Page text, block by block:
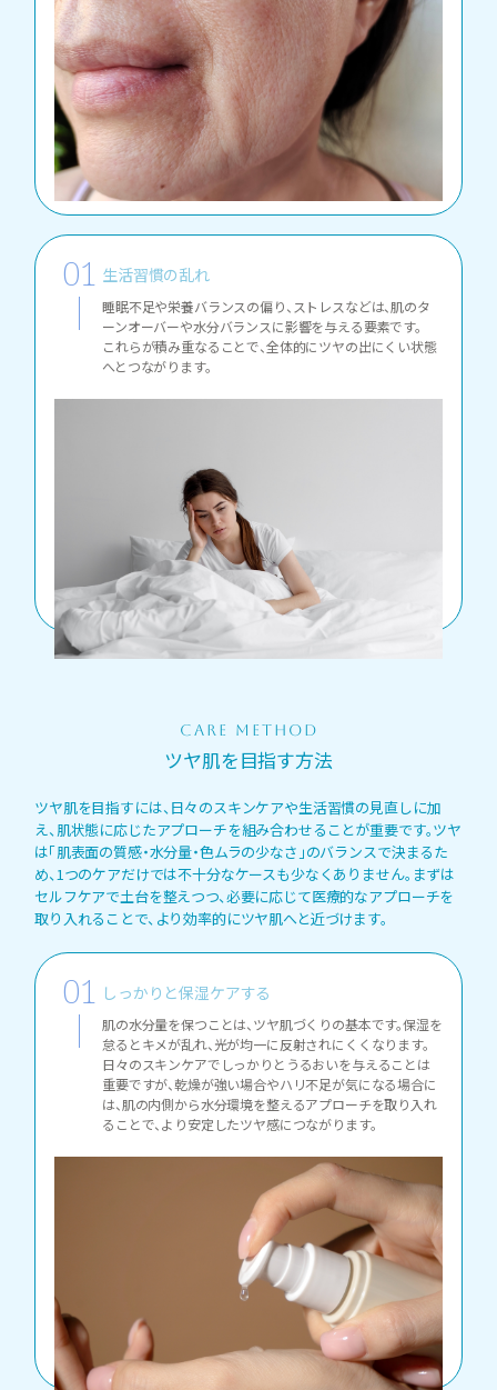
生活習慣の乱れ
睡眠不足や栄養バランスの偏り、ストレスなどは、肌のタ
ーンオーバーや水分バランスに影響を与える要素です。
これらが積み重なることで、全体的にツヤの出にくい状態
へとつながります。
CARE METHOD
ツヤ肌を目指す方法
ツヤ肌を目指すには、日々のスキンケアや生活習慣の見直しに加
え、肌状態に応じたアプローチを組み合わせることが重要です。ツヤ
は「肌表面の質感・水分量・色ムラの少なさ」のバランスで決まるた
め、1つのケアだけでは不十分なケースも少なくありません。まずは
セルフケアで土台を整えつつ、必要に応じて医療的なアプローチを
取り入れることで、より効率的にツヤ肌へと近づけます。
しっかりと保湿ケアする
肌の水分量を保つことは、ツヤ肌づくりの基本です。保湿を
怠るとキメが乱れ、光が均一に反射されにくくなります。
日々のスキンケアでしっかりとうるおいを与えることは
重要ですが、乾燥が強い場合やハリ不足が気になる場合に
は、肌の内側から水分環境を整えるアプローチを取り入れ
ることで、より安定したツヤ感につながります。